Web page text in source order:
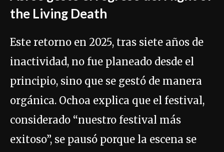
the Living Death
Este retorno en 2025, tras siete años de
inactividad, no fue planeado desde el
principio, sino que se gestó de manera
orgánica. Ochoa explica que el festival,
considerado “nuestro festival más
exitoso”, se pausó porque la escena se